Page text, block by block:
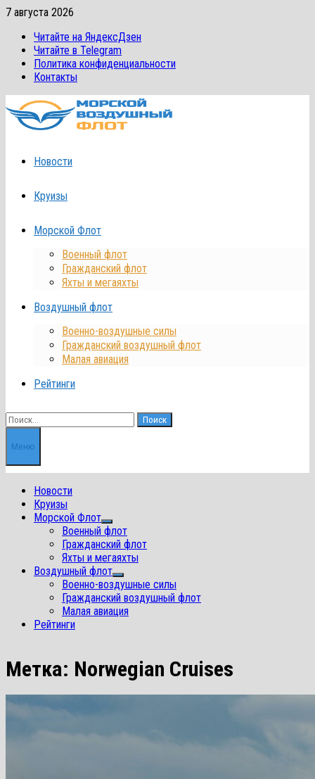
Перейти
содержимому
7 августа 2026
Читайте на ЯндексДзен
Читайте в Telegram
Политика конфиденциальности
Контакты
Новости
Круизы
Морской Флот
Военный флот
Гражданский флот
Яхты и мегаяхты
Воздушный флот
Военно-воздушные силы
Гражданский воздушный флот
Малая авиация
Рейтинги
Найти:
Меню
Новости
Круизы
Морской Флот
Показать
подменю
Военный флот
Гражданский флот
Яхты и мегаяхты
Воздушный флот
Показать
подменю
Военно-воздушные силы
Гражданский воздушный флот
Малая авиация
Рейтинги
Метка: Norwegian Cruises